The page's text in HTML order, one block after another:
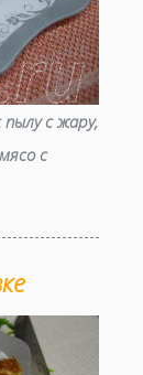
с жару,
с